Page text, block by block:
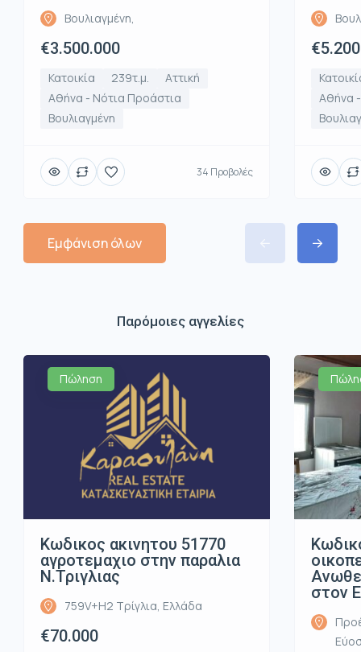
Βουλιαγμένη,
€3.500.000
Κατοικία 239τ.μ.
Αττική
Αθήνα - Νότια Προάστια
Βουλιαγμένη
34 Προβολές
Αθήνα
Εμφάνιση όλων
Παρόμοιες αγγελίες
Πώληση
Κωδικος ακινητου 51770
αγροτεμαχιο στην παραλια
Ν.Τριγλιας
759V+H2 Τρίγλια, Ελλάδα
€70.000
στον